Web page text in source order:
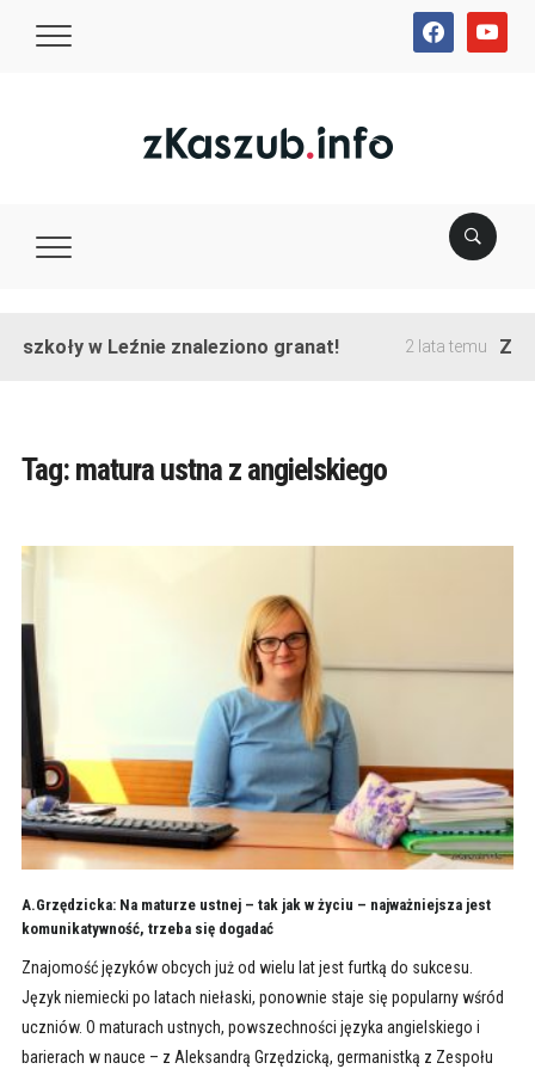
facebookyoutube
szkoły w Leźnie znaleziono granat! 2 lata temu
Tag: matura ustna z angielskiego
A.Grzędzicka: Na maturze ustnej – tak jak w życiu – najważniejsza jest
komunikatywność, trzeba się dogadać
Znajomość języków obcych już od wielu lat jest furtką do sukcesu.
Język niemiecki po latach niełaski, ponownie staje się popularny wśród
uczniów. O maturach ustnych, powszechności języka angielskiego i
barierach w nauce – z Aleksandrą Grzędzicką, germanistką z Zespołu